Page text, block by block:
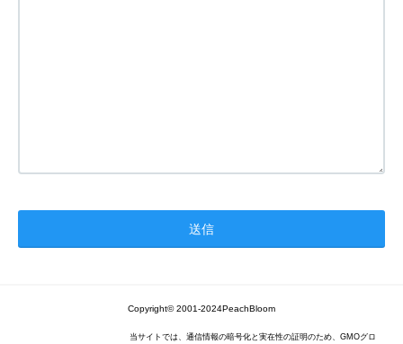
Copyright© 2001-2024PeachBloom
当サイトでは、通信情報の暗号化と実在性の証明のため、GMOグロ